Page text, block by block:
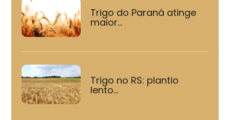
Trigo do Paraná atinge
maior...
Trigo no RS: plantio
lento...